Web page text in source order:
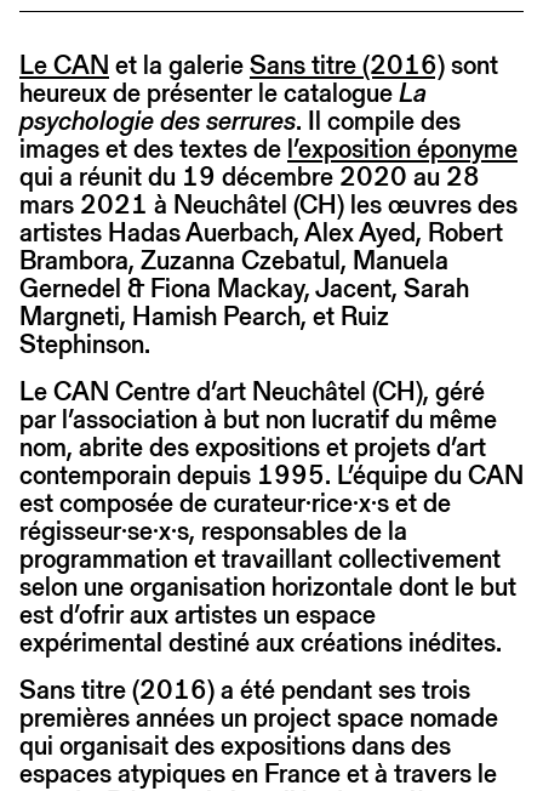
Le CAN et la galerieSans titre (2016)sont
heureux de présenter le catalogueLa
psychologie des serrures. Il compile des
images et des textes de l’exposition éponyme
qui a réunit du 19 décembre 2020 au 28
mars 2021 à Neuchâtel (CH) les œuvres des
artistes Hadas Auerbach, Alex Ayed, Robert
Brambora, Zuzanna Czebatul, Manuela
Gernedel & Fiona Mackay, Jacent, Sarah
Margneti, Hamish Pearch, et Ruiz
Stephinson.
Le CAN Centre d’art Neuchâtel (CH), géré
par l’association à but non lucratif du même
nom, abrite des expositions et projets d’art
contemporain depuis 1995. L’équipe du CAN
est composée de curateur·rice·x·s et de
régisseur·se·x·s, responsables de la
programmation et travaillant collectivement
selon une organisation horizontale dont le but
est d’ofrir aux artistes un espace
expérimental destiné aux créations inédites.
Sans titre (2016) a été pendant ses trois
premières années un project space nomade
qui organisait des expositions dans des
espaces atypiques en France et à travers le